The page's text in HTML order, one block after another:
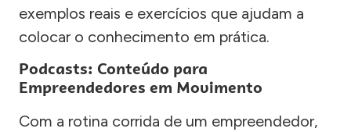
exemplos reais e exercícios que ajudam a
colocar o conhecimento em prática.
Podcasts: Conteúdo para
Empreendedores em Movimento
Com a rotina corrida de um empreendedor,